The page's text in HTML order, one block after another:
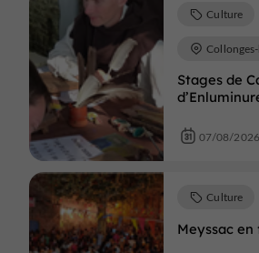
Stages de
Culture
07/08/
Meyssac en
Culture